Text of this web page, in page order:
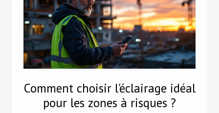
Comment choisir l'éclairage idéal
pour les zones à risques ?